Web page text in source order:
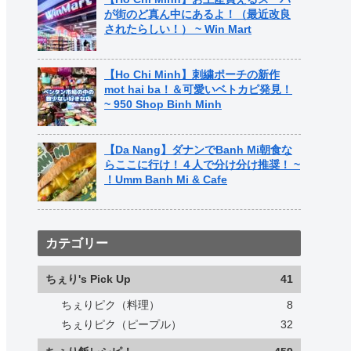
が街のど真ん中にあるよ！（最近改良
されたらしい！） ~ Win Mart
【Ho Chi Minh】刺繍ポーチの新作
mot hai ba！＆可愛いベトカピ発見！
~ 950 Shop Binh Minh
【Da Nang】ダナンでBanh Mi朝食な
らここに行け！４人で分け分け推奨！ ~
！Umm Banh Mi & Cafe
カテゴリー
ちぇり's Pick Up 41
ちぇりピク（料理）
8
ちぇりピク（ピープル）
32